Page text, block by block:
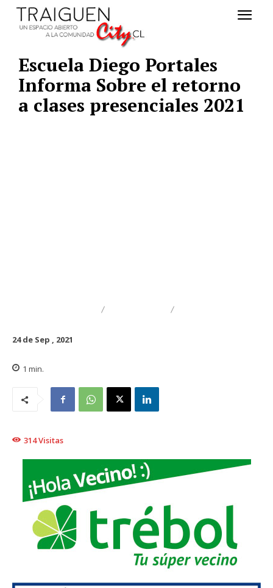
Escuela Diego Portales
Informa Sobre el retorno
a clases presenciales 2021
24 de Sep , 2021
1 min.
314Visitas